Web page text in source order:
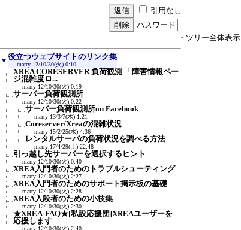
引用なし
パスワード
・ツリー全体表示
▼ 役立つウェブサイトのリンク集
marry 12/10/30(火) 0:10
XREA CORESERVER 負荷観測 「障害情報ペー
ジ混雑度ロ...
marry 12/10/30(火) 0:19
サーバー負荷観測所
marry 12/10/30(火) 0:22
サーバー負荷観測所on Facebook
marry 13/3/7(木) 1:21
Coreserver/Xreaの混雑状況
marry 15/2/25(水) 4:36
レンタルサーバの負荷状況を調べる方法
marry 17/4/29(土) 22:48
引っ越し先サーバーを選択するヒント
marry 12/10/30(火) 0:40
XREA入門者のためのトラブルシューティング
marry 12/10/30(火) 2:27
XREA入門者のためのサポート掲示板の基礎
marry 12/10/30(火) 2:28
XREA入段者のための小枝集
marry 12/10/30(火) 2:30
★XREA-FAQ★[私設応援団]XREAユーザーを
応援します
marry 12/10/30(火) 2:40